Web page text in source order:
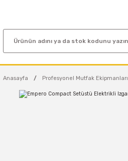
Anasayfa Profesyonel Mutfak Ekipmanları